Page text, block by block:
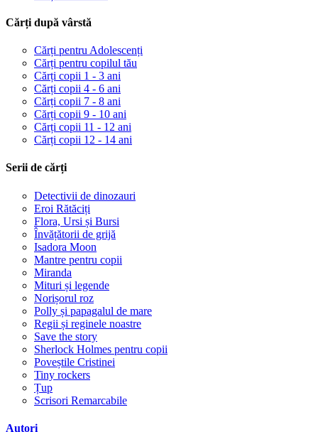
Cărți după vârstă
Cărți pentru Adolescenți
Cărți pentru copilul tău
Cărți copii 1 - 3 ani
Cărți copii 4 - 6 ani
Cărți copii 7 - 8 ani
Cărți copii 9 - 10 ani
Cărți copii 11 - 12 ani
Cărți copii 12 - 14 ani
Serii de cărți
Detectivii de dinozauri
Eroi Rătăciți
Flora, Ursi și Bursi
Învățătorii de grijă
Isadora Moon
Mantre pentru copii
Miranda
Mituri și legende
Norișorul roz
Polly și papagalul de mare
Regii și reginele noastre
Save the story
Sherlock Holmes pentru copii
Poveștile Cristinei
Tiny rockers
Țup
Scrisori Remarcabile
Autori